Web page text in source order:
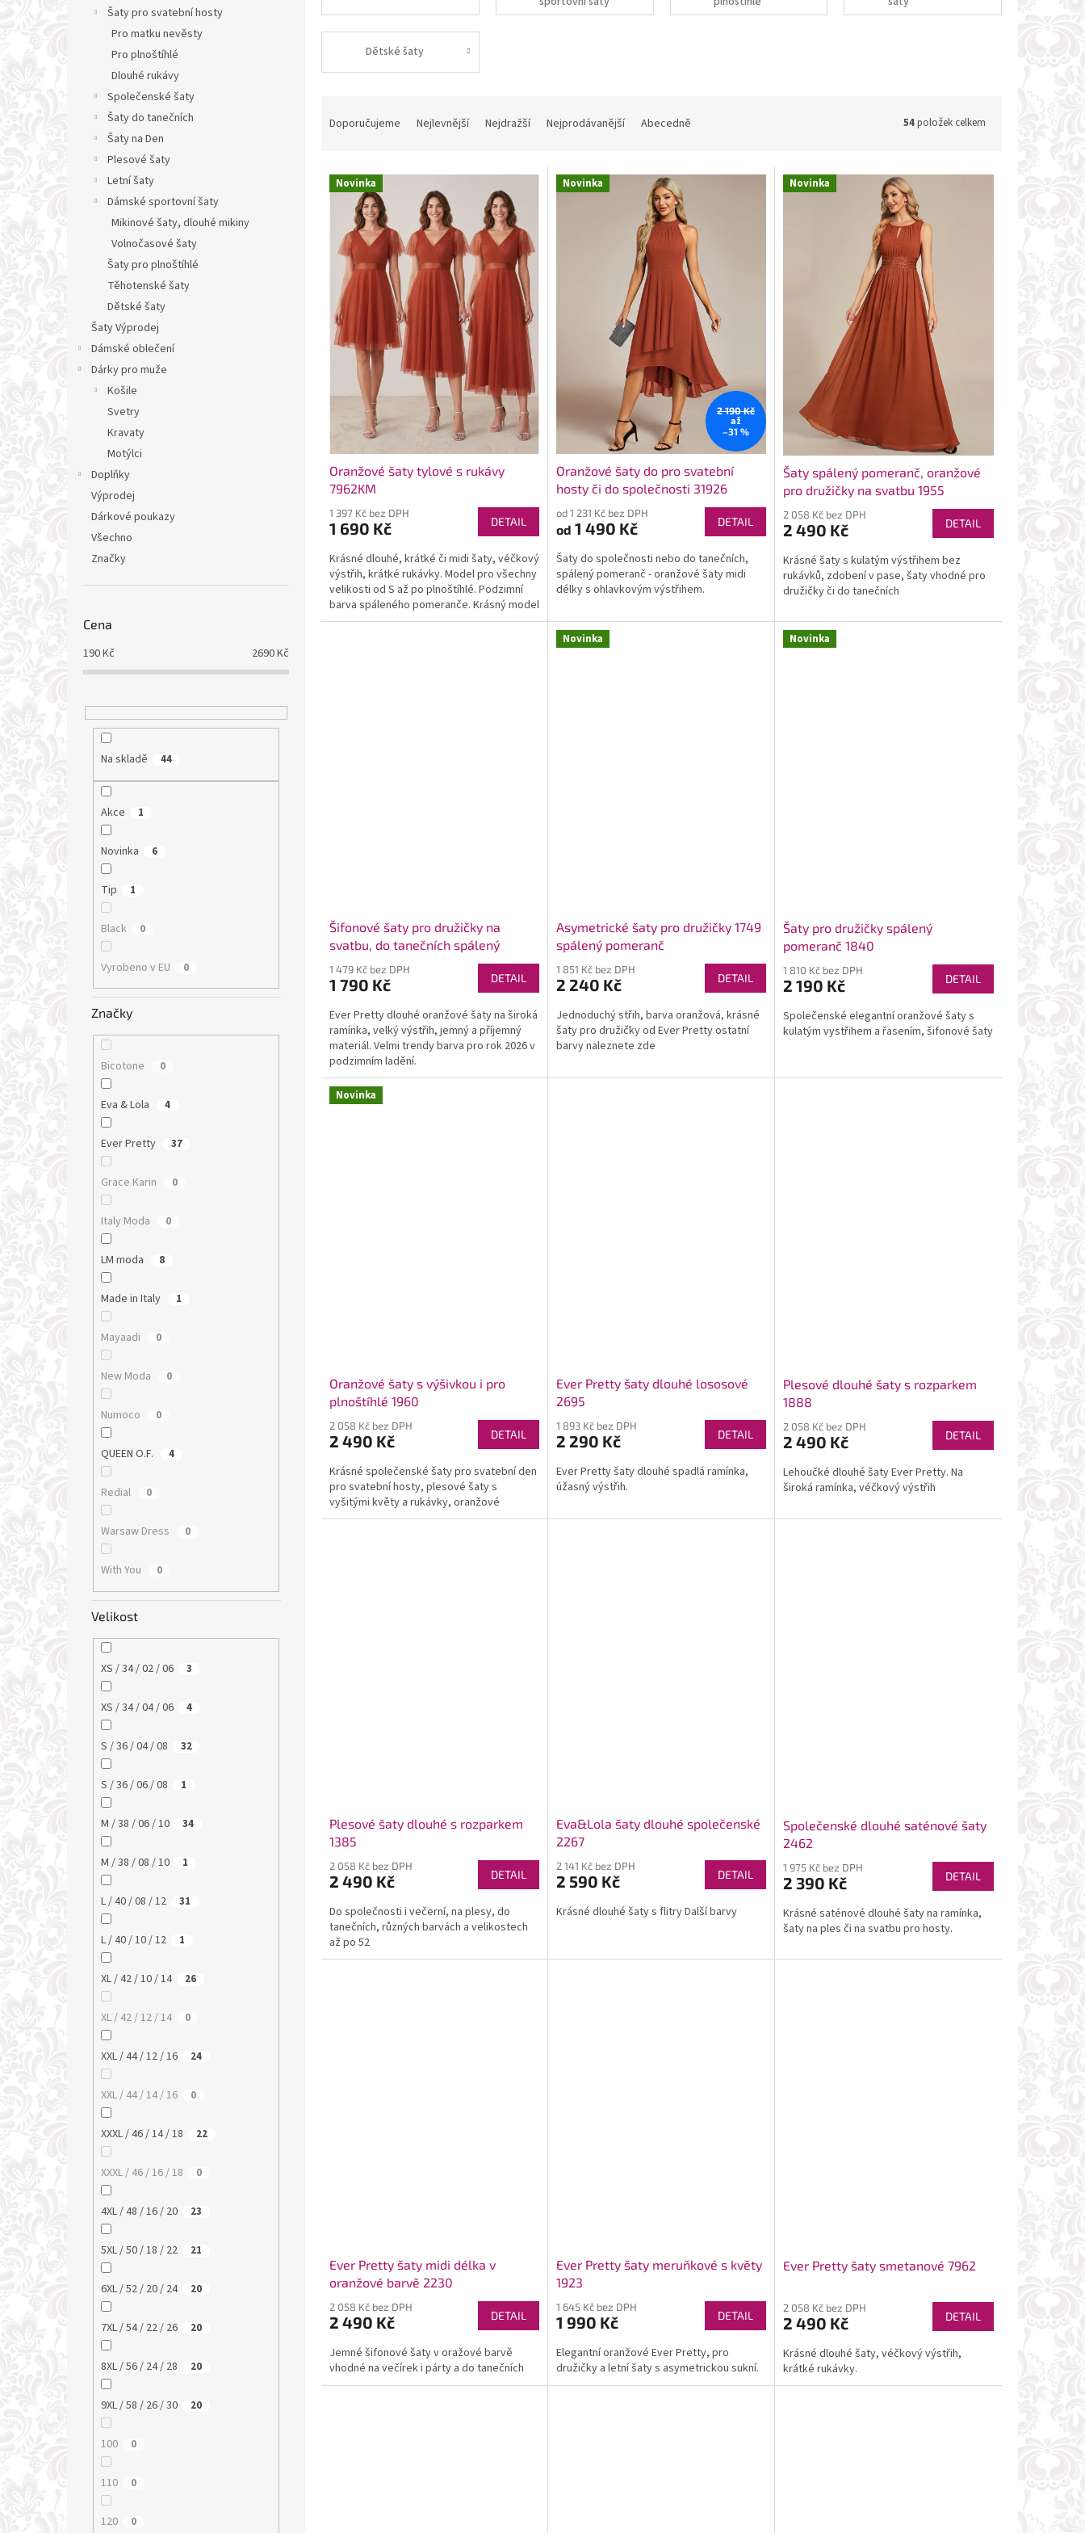
Šaty pro svatební hosty
Pro matku nevěsty
Pro plnoštíhlé
Dlouhé rukávy
Společenské šaty
Šaty do tanečních
Šaty na Den
Plesové šaty
Letní šaty
Dámské sportovní šaty
Mikinové šaty, dlouhé mikiny
Volnočasové šaty
Šaty pro plnoštíhlé
Těhotenské šaty
Dětské šaty
Šaty Výprodej
Dámské oblečení
Dárky pro muže
Košile
Svetry
Kravaty
Motýlci
Doplňky
Výprodej
Dárkové poukazy
Všechno
Značky
Cena
190Kč 2690Kč
Na skladě 44
Akce 1
Novinka 6
Tip 1
Black 0
Vyrobeno v EU 0
Značky
Bicotone 0
Eva & Lola 4
Ever Pretty 37
Grace Karin 0
Italy Moda 0
LM moda 8
Made in Italy 1
Mayaadi 0
New Moda 0
Numoco 0
QUEEN O.F. 4
Redial 0
Warsaw Dress 0
With You 0
Velikost
XS / 34 / 02 / 06 3
XS / 34 / 04 / 06 4
S / 36 / 04 / 08 32
S / 36 / 06 / 08 1
M / 38 / 06 / 10 34
M / 38 / 08 / 10 1
L / 40 / 08 / 12 31
L / 40 / 10 / 12 1
XL / 42 / 10 / 14 26
XL / 42 / 12 / 14 0
XXL / 44 / 12 / 16 24
XXL / 44 / 14 / 16 0
XXXL / 46 / 14 / 18 22
XXXL / 46 / 16 / 18 0
4XL / 48 / 16 / 20 23
5XL / 50 / 18 / 22 21
6XL / 52 / 20 / 24 20
7XL / 54 / 22 / 26 20
8XL / 56 / 24 / 28 20
9XL / 58 / 26 / 30 20
100 0
110 0
120 0
Dětské šaty
n
Doporučujeme Nejlevnější Nejdražší Nejprodávanější Abecedně 54položek celkem
V Novinka
Oranžové šaty tylové s rukávy
7962KM
1 397 Kč bez DPH
1 690 Kč DETAIL
Krásné dlouhé, krátké či midi šaty, véčkový
výstřih, krátké rukávky. Model pro všechny
velikosti od S až po plnoštíhlé. Podzimní
barva spáleného pomeranče. Krásný model
do...
Novinka
2 190 Kč
až
–31 %
Oranžové šaty do pro svatební
hosty či do společnosti 31926
od 1 231 Kč bez DPH
od 1 490 Kč DETAIL
Šaty do společnosti nebo do tanečních,
spálený pomeranč - oranžové šaty midi
délky s ohlavkovým výstřihem.
Novinka
Šaty spálený pomeranč, oranžové
pro družičky na svatbu 1955
2 058 Kč bez DPH
2 490 Kč DETAIL
Krásné šaty s kulatým výstřihem bez
rukávků, zdobení v pase, šaty vhodné pro
družičky či do tanečních
Šifonové šaty pro družičky na
svatbu, do tanečních spálený
pomeranč 9016
1 479 Kč bez DPH
1 790 Kč DETAIL
Ever Pretty dlouhé oranžové šaty na široká
ramínka, velký výstřih, jemný a příjemný
materiál. Velmi trendy barva pro rok 2026 v
podzimním ladění.
Novinka
Asymetrické šaty pro družičky 1749
spálený pomeranč
1 851 Kč bez DPH
2 240 Kč DETAIL
Jednoduchý střih, barva oranžová, krásné
šaty pro družičky od Ever Pretty ostatní
barvy naleznete zde
Novinka
Šaty pro družičky spálený
pomeranč 1840
1 810 Kč bez DPH
2 190 Kč DETAIL
Společenské elegantní oranžové šaty s
kulatým vystřihem a řasením, šifonové šaty
Novinka
Oranžové šaty s výšivkou i pro
plnoštíhlé 1960
2 058 Kč bez DPH
2 490 Kč DETAIL
Krásné společenské šaty pro svatební den
pro svatební hosty, plesové šaty s
vyšitými květy a rukávky, oranžové
Ever Pretty šaty dlouhé lososové
2695
1 893 Kč bez DPH
2 290 Kč DETAIL
Ever Pretty šaty dlouhé spadlá ramínka,
úžasný výstřih.
Plesové dlouhé šaty s rozparkem
1888
2 058 Kč bez DPH
2 490 Kč DETAIL
Lehoučké dlouhé šaty Ever Pretty. Na
široká ramínka, véčkový výstřih
Plesové šaty dlouhé s rozparkem
1385
2 058 Kč bez DPH
2 490 Kč DETAIL
Do společnosti i večerní, na plesy, do
tanečních, různých barvách a velikostech
až po 52
Eva&Lola šaty dlouhé společenské
2267
2 141 Kč bez DPH
2 590 Kč DETAIL
Krásné dlouhé šaty s flitry Další barvy
Společenské dlouhé saténové šaty
2462
1 975 Kč bez DPH
2 390 Kč DETAIL
Krásné saténové dlouhé šaty na ramínka,
šaty na ples či na svatbu pro hosty.
Ever Pretty šaty midi délka v
oranžové barvě 2230
2 058 Kč bez DPH
2 490 Kč DETAIL
Jemné šifonové šaty v oražové barvě
vhodné na večírek i párty a do tanečních
Ever Pretty šaty meruňkové s květy
1923
1 645 Kč bez DPH
1 990 Kč DETAIL
Elegantní oranžové Ever Pretty, pro
družičky a letní šaty s asymetrickou sukní.
Ever Pretty šaty smetanové 7962
2 058 Kč bez DPH
2 490 Kč DETAIL
Krásné dlouhé šaty, véčkový výstřih,
krátké rukávky.